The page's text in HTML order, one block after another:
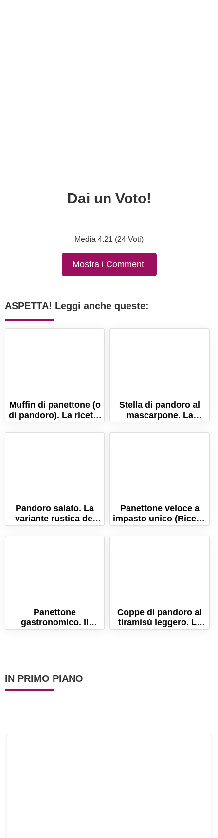
Dai un Voto!
Media 4.21 (24 Voti)
Mostra i Commenti
ASPETTA! Leggi anche queste:
Muffin di panettone (o
di pandoro). La ricetta
pronta in 5 minuti!
Stella di pandoro al
mascarpone. La
ricetta del dolce di
Natale farcito!
Pandoro salato. La
variante rustica del
classico dolce di
Natale!
Panettone veloce a
impasto unico (Ricetta
con lievito di birra)
Panettone
gastronomico. Il
panettone salato
Coppe di pandoro al
tiramisù leggero. La
ricetta facile e golosa!
IN PRIMO PIANO